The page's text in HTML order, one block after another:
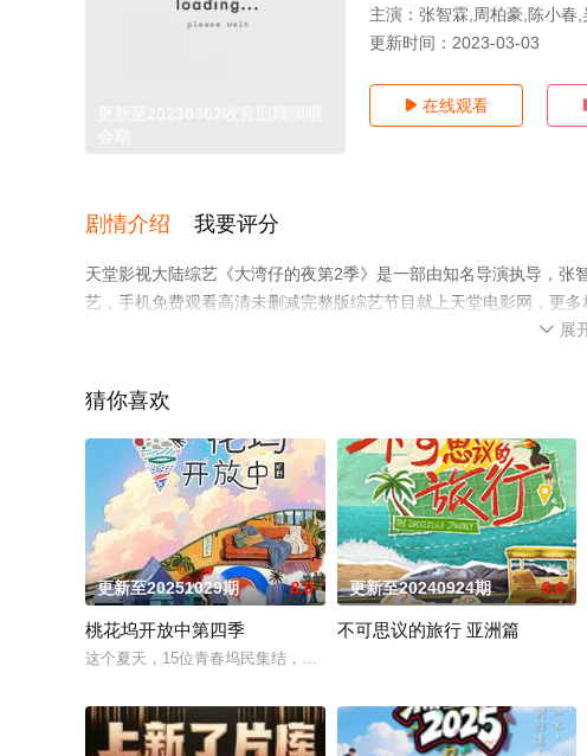
主演： 张智霖,周柏豪,陈小春
更新时间： 2023-03-03
 在线观看
剧情介绍 我要评分
天堂影视大陆综艺《大湾仔的夜第2季》是一部由知名导演执导，
艺，手机免费观看高清未删减完整版综艺节目就上天堂电影网，更
 展
猜你喜欢
更新至20251029期 8.0
桃花坞开放中第四季
这个夏天，15位青春坞民集结，短暂逃离都市，登陆桃花坞开启夏日牧
更新至20240924期 9.0
不可思议的旅行 亚洲篇